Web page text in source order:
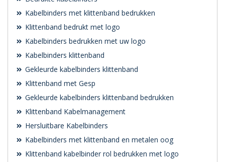
Kabelbinders met klittenband bedrukken
Klittenband bedrukt met logo
Kabelbinders bedrukken met uw logo
Kabelbinders klittenband
Gekleurde kabelbinders klittenband
Klittenband met Gesp
Gekleurde kabelbinders klittenband bedrukken
Klittenband Kabelmanagement
Hersluitbare Kabelbinders
Kabelbinders met klittenband en metalen oog
Klittenband kabelbinder rol bedrukken met logo